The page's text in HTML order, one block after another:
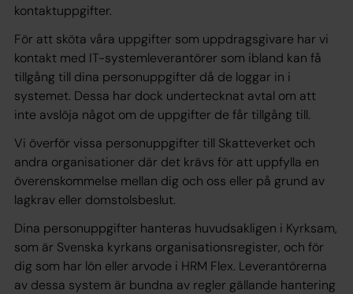
kontaktuppgifter.
För att sköta våra uppgifter som uppdragsgivare har vi
kontakt med IT-systemleverantörer som ibland kan få
tillgång till dina personuppgifter då de loggar in i
systemet. Dessa har dock undertecknat avtal om att
inte avslöja något om de uppgifter de får tillgång till.
Vi överför vissa personuppgifter till Skatteverket och
andra organisationer där det krävs för att uppfylla en
överenskommelse mellan dig och oss eller på grund av
lagkrav eller domstolsbeslut.
Dina personuppgifter hanteras huvudsakligen i Kyrksam,
som är Svenska kyrkans organisationsregister, och för
dig som har lön eller arvode i HRM Flex. Leverantörerna
av dessa system är bundna av regler gällande hantering